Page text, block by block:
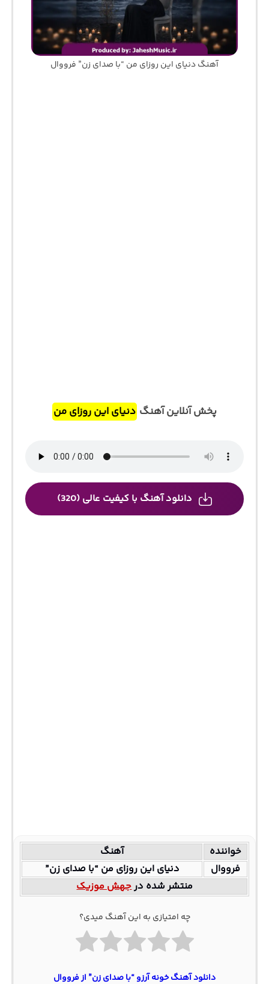
آهنگ دنیای این روزای من “با صدای زن” فرووال
پخش آنلاین آهنگ دنیای این روزای من
دانلود آهنگ با کیفیت عالی (320)
خواننده
آهنگ
فرووال
دنیای این روزای من “با صدای زن”
منتشر شده درجهش موزیک
چه امتیازی به این آهنگ میدی؟
دانلود آهنگ خونه آرزو “با صدای زن” از فرووال